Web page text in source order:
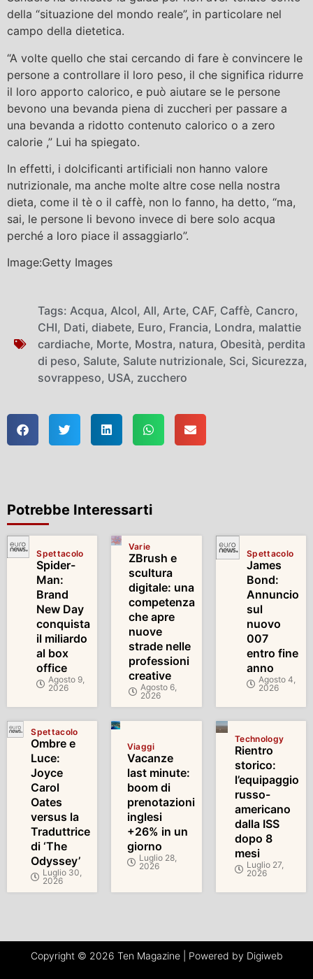
della “situazione del mondo reale”, in particolare nel
campo della dietetica.
“A volte quello che stai cercando di fare è convincere le
persone a controllare il loro peso, il che significa ridurre
il loro apporto calorico, e può aiutare se le persone
bevono una bevanda piena di zuccheri per passare a
una bevanda a ridotto contenuto calorico o a zero
calorie ,” Lui ha spiegato.
In effetti, i dolcificanti artificiali non hanno valore
nutrizionale, ma anche molte altre cose nella nostra
dieta, come il tè o il caffè, non lo fanno, ha detto, “ma,
sai, le persone li bevono invece di bere solo acqua
perché a loro piace il assaggiarlo”.
Image:Getty Images
Tags: Acqua, Alcol, All, Arte, CAF, Caffè, Cancro,
CHI, Dati, diabete, Euro, Francia, Londra, malattie
cardiache, Morte, Mostra, natura, Obesità, perdita
di peso, Salute, Salute nutrizionale, Sci, Sicurezza,
sovrappeso, USA, zucchero
Potrebbe Interessarti
Spettacolo
Spider-
Man:
Brand
New Day
conquista
il miliardo
al box
office
Agosto 9,
2026
Varie
ZBrush e
scultura
digitale: una
competenza
che apre
nuove
strade nelle
professioni
creative
Agosto 6,
2026
Spettacolo
James
Bond:
Annuncio
sul
nuovo
007
entro fine
anno
Agosto 4,
2026
Spettacolo
Ombre e
Luce:
Joyce
Carol
Oates
versus la
Traduttrice
di ‘The
Odyssey’
Luglio 30,
2026
Viaggi
Vacanze
last minute:
boom di
prenotazioni
inglesi
+26% in un
giorno
Luglio 28,
2026
Technology
Rientro
storico:
l’equipaggio
russo-
americano
dalla ISS
dopo 8
mesi
Luglio 27,
2026
Copyright © 2026 Ten Magazine | Powered by Digiweb